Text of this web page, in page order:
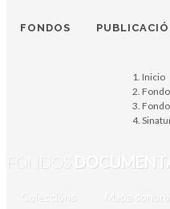
FONDOS
FONDOS
Coleccións Mapa
Inicio